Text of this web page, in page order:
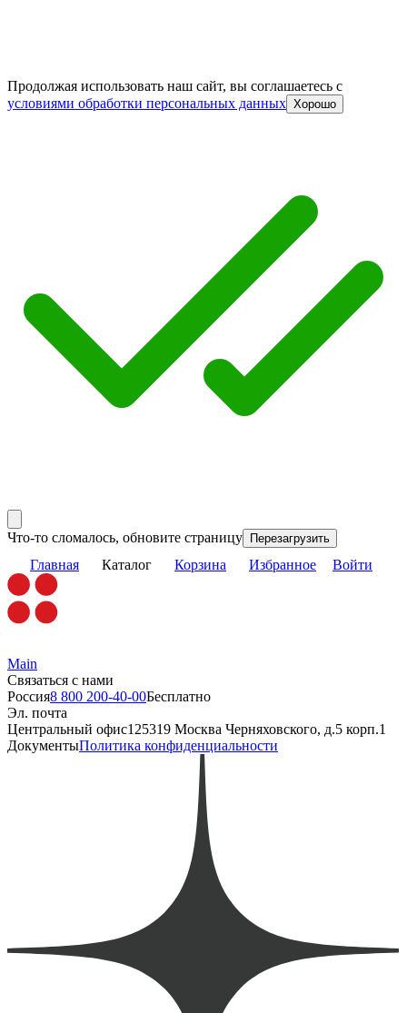
Продолжая использовать наш сайт, вы соглашаетесь c
условиями обработки персональных данных Хорошо
Что-то сломалось, обновите страницу Перезагрузить
Главная Каталог Корзина Избранное Войти
Main
Связаться с нами
Россия8 800 200-40-00Бесплатно
Эл. почта
Центральный офис125319 Москва Черняховского, д.5 корп.1
ДокументыПолитика конфиденциальности